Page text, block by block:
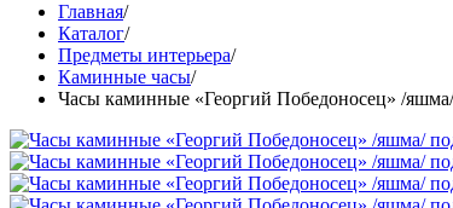
Главная/
Каталог/
Предметы интерьера/
Каминные часы/
Часы каминные «Георгий Победоносец» /